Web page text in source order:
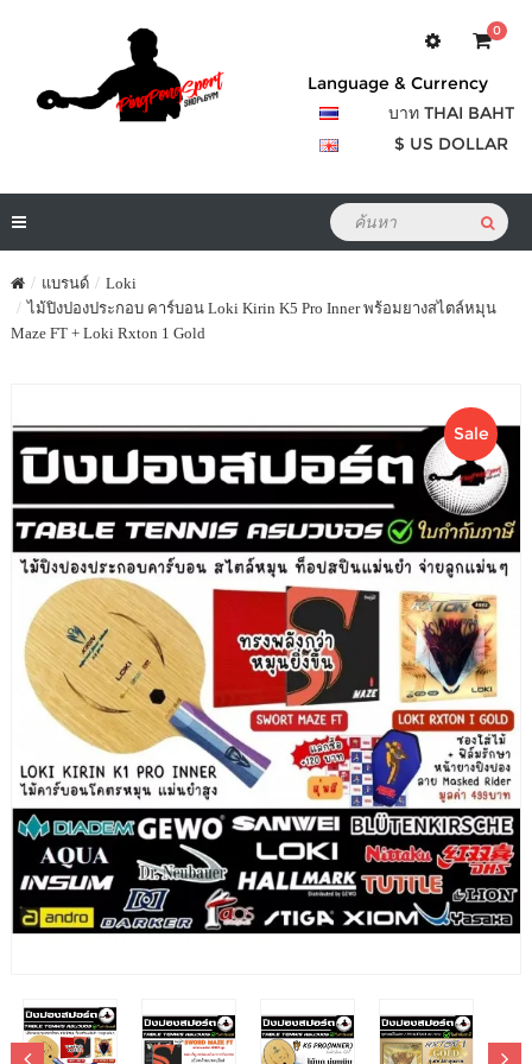
0
Language & Currency
บาท THAI BAHT
$ US DOLLAR
แบรนด์
Loki
ไม้ปิงปองประกอบ คาร์บอน Loki Kirin K5 Pro Inner พร้อมยางสไตล์หมุน
Maze FT + Loki Rxton 1 Gold
Sale